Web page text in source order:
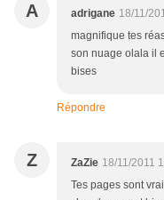
A adrigane 18/11/
magnifique tes
son nuage olala il
bises
Répondre
Z ZaZie 18/11/2011
Tes pages sont